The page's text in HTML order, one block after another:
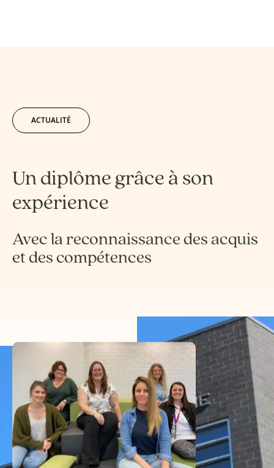
ACTUALITÉ
Un diplôme grâce à son
expérience
Avec la reconnaissance des acquis
et des compétences